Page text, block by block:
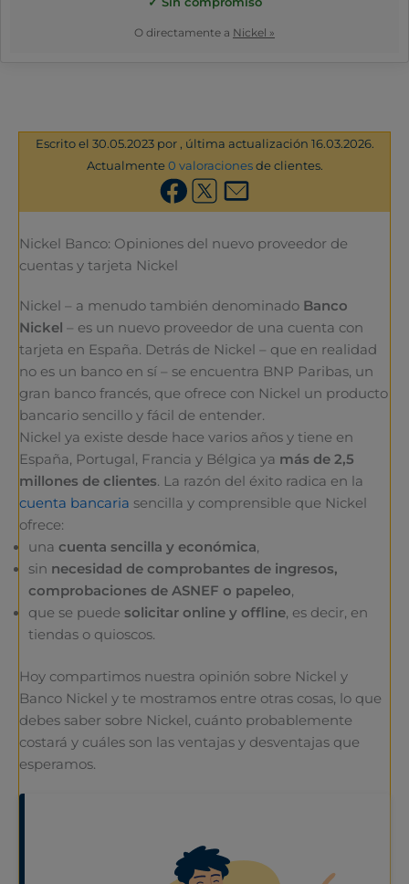
O directamente a Nickel »
Escrito el 30.05.2023 por , última actualización 16.03.2026.
Actualmente0 valoracionesde clientes.
Nickel Banco: Opiniones del nuevo proveedor de
cuentas y tarjeta Nickel
Nickel – a menudo también denominado Banco
Nickel – es un nuevo proveedor de una cuenta con
tarjeta en España. Detrás de Nickel – que en realidad
no es un banco en sí – se encuentra BNP Paribas, un
gran banco francés, que ofrece con Nickel un producto
bancario sencillo y fácil de entender.
Nickel ya existe desde hace varios años y tiene en
España, Portugal, Francia y Bélgica ya más de 2,5
millones de clientes. La razón del éxito radica en la
cuenta bancaria sencilla y comprensible que Nickel
ofrece:
una cuenta sencilla y económica,
sin necesidad de comprobantes de ingresos,
comprobaciones de ASNEF o papeleo,
que se puede solicitar online y offline, es decir, en
tiendas o quioscos.
Hoy compartimos nuestra opinión sobre Nickel y
Banco Nickel y te mostramos entre otras cosas, lo que
debes saber sobre Nickel, cuánto probablemente
costará y cuáles son las ventajas y desventajas que
esperamos.